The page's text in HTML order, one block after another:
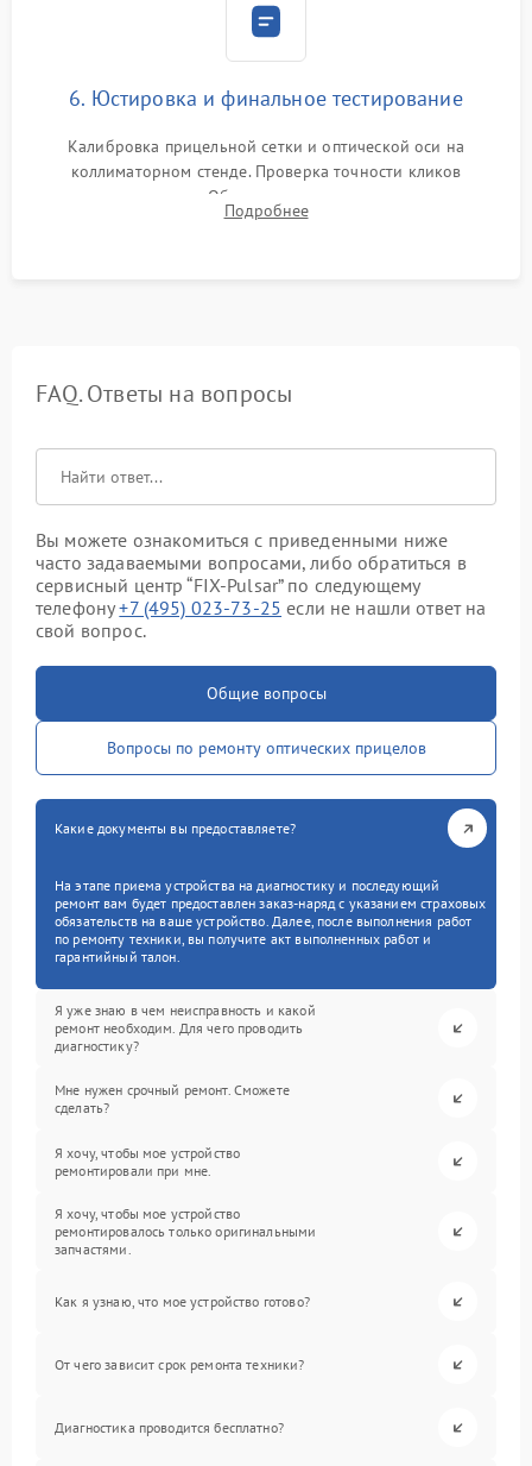
6. Юстировка и финальное тестирование
Калибровка прицельной сетки и оптической оси на
коллиматорном стенде. Проверка точности кликов
механизма поправок. Обязательное испытание прицела на
ударном стенде для проверки устойчивости к отдаче и
Подробнее
FAQ. Ответы на вопросы
Вы можете ознакомиться с приведенными ниже
часто задаваемыми вопросами, либо обратиться в
сервисный центр “FIX-Pulsar” по следующему
телефону+7 (495) 023-73-25 если не нашли ответ на
свой вопрос.
Общие вопросы
Вопросы по ремонту оптических прицелов
Какие документы вы предоставляете?
На этапе приема устройства на диагностику и последующий
ремонт вам будет предоставлен заказ-наряд с указанием страховых
обязательств на ваше устройство. Далее, после выполнения работ
по ремонту техники, вы получите акт выполненных работ и
гарантийный талон.
Я уже знаю в чем неисправность и какой
ремонт необходим. Для чего проводить
диагностику?
Мне нужен срочный ремонт. Сможете
сделать?
Я хочу, чтобы мое устройство
ремонтировали при мне.
Я хочу, чтобы мое устройство
ремонтировалось только оригинальными
запчастями.
Как я узнаю, что мое устройство готово?
От чего зависит срок ремонта техники?
Диагностика проводится бесплатно?